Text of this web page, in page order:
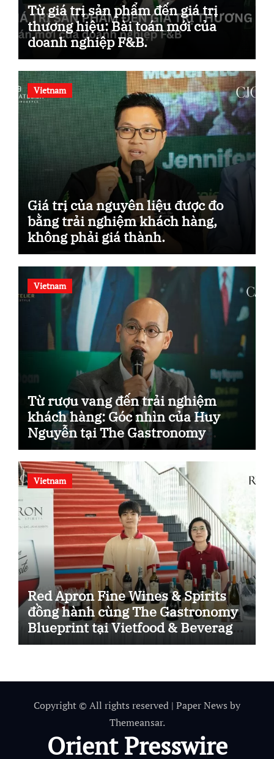
Từ giá trị sản phẩm đến giá trị
thương hiệu: Bài toán mới của
doanh nghiệp F&B.
Vietnam
Giá trị của nguyên liệu được đo
bằng trải nghiệm khách hàng,
không phải giá thành.
Vietnam
Từ rượu vang đến trải nghiệm
khách hàng: Góc nhìn của Huy
Nguyễn tại The Gastronomy
Blueprint.
Vietnam
Red Apron Fine Wines & Spirits
đồng hành cùng The Gastronomy
Blueprint tại Vietfood & Beverage
– ProPack Vietnam 2026.
Copyright © All rights reserved | Paper News by
Themeansar.
Orient Presswire